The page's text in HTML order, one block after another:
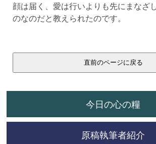
顔は届く、愛は行いよりも先にまなざ
のなのだと教えられたのです。
今日の心の糧
原稿執筆者紹介